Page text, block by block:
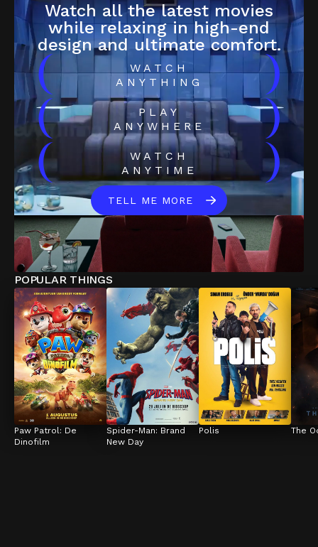
Watch all the latest movies
while relaxing in high-end
design and ultimate comfort.
(
WATCH
ANYTHING
)
(
PLAY
ANYWHERE
)
(
WATCH
ANYTIME
)
TELL ME MORE
POPULAR THINGS
Paw Patrol: De
Dinofilm
Spider-Man: Brand
New Day
Polis The